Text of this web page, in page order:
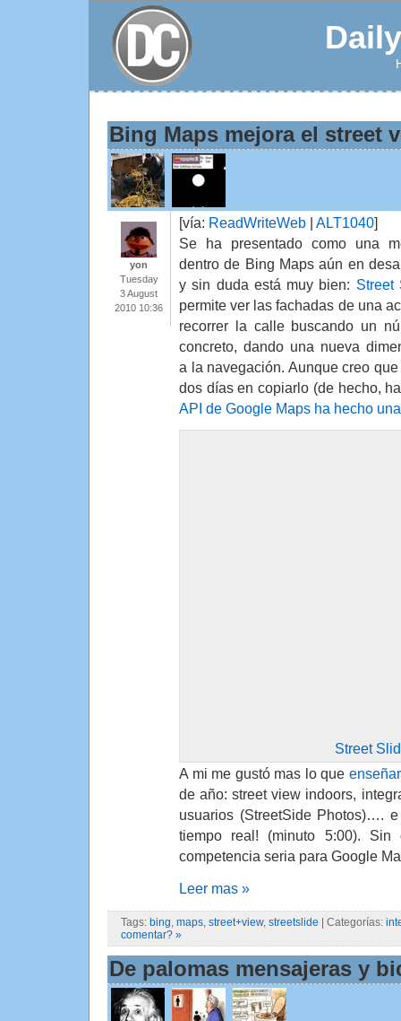
Bing Maps mejora el street
yon
Tuesday
3 August
2010 10:36
[vía: ReadWriteWeb | ALT1040]
Se ha presentado como una
dentro de Bing Maps aún en
y sin duda está muy bien: Street
permite ver las fachadas de una
recorrer la calle buscando un
concreto, dando una nueva
a la navegación. Aunque creo
dos días en copiarlo (de hecho,
API de Google Maps ha hecho
Street
A mi me gustó mas lo que
de año: street view indoors,
usuarios (StreetSide Photos)….
tiempo real! (minuto 5:00).
competencia seria para Google
Leer mas »
Tags: bing maps street+view, streetslide | Categorías:
comentar? »
De palomas mensajeras y